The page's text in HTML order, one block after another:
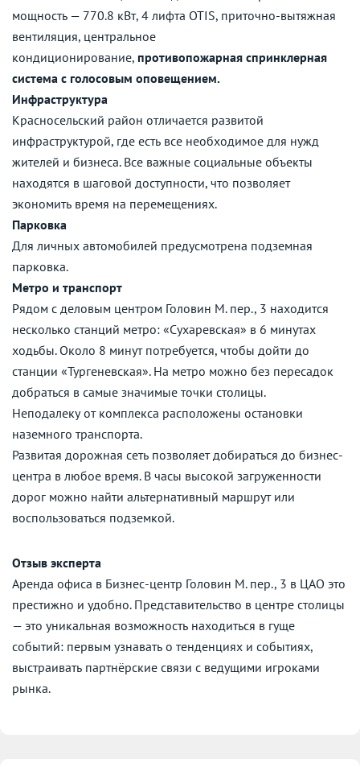
мощность — 770.8 кВт, 4 лифта OTIS, приточно-вытяжная
вентиляция, центральное
кондиционирование, противопожарная спринклерная
система с голосовым оповещением.
Инфраструктура
Красносельский район отличается развитой
инфраструктурой, где есть все необходимое для нужд
жителей и бизнеса. Все важные социальные объекты
находятся в шаговой доступности, что позволяет
экономить время на перемещениях.
Парковка
Для личных автомобилей предусмотрена подземная
парковка.
Метро и транспорт
Рядом с деловым центром Головин М. пер., 3 находится
несколько станций метро: «Сухаревская» в 6 минутах
ходьбы. Около 8 минут потребуется, чтобы дойти до
станции «Тургеневская». На метро можно без пересадок
добраться в самые значимые точки столицы.
Неподалеку от комплекса расположены остановки
наземного транспорта.
Развитая дорожная сеть позволяет добираться до бизнес-
центра в любое время. В часы высокой загруженности
дорог можно найти альтернативный маршрут или
воспользоваться подземкой.
Отзыв эксперта
Аренда офиса в Бизнес-центр Головин М. пер., 3 в ЦАО это
престижно и удобно. Представительство в центре столицы
— это уникальная возможность находиться в гуще
событий: первым узнавать о тенденциях и событиях,
выстраивать партнёрские связи с ведущими игроками
рынка.